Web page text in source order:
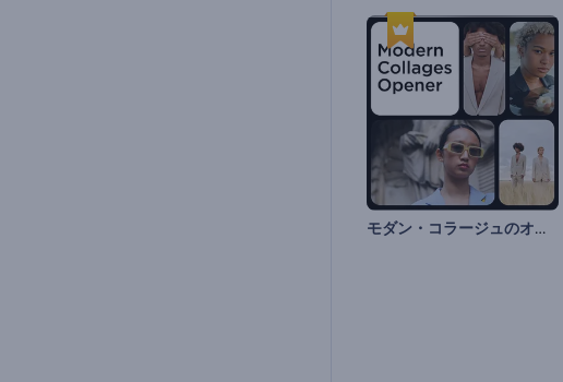
モダン・コラージュのオープニング動画